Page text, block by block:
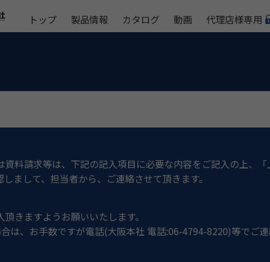
トップ 製品情報 カタログ 動画 代理店様専用
資料請求等は、下記の記入項目に必要な内容をご記入の上、
まして、担当者から、ご連絡させて頂きます。
頂きますようお願いいたします。
は、お手数ですが電話(大阪本社 電話:06-4794-8220)等でご連